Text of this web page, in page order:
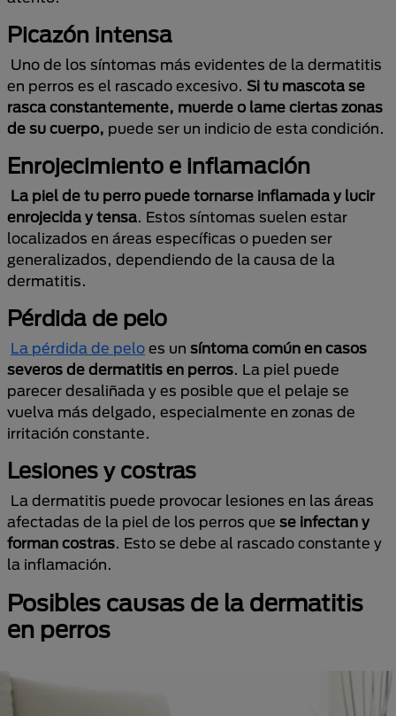
Picazón intensa
Uno de los síntomas más evidentes de la dermatitis
en perros es el rascado excesivo. Si tu mascota se
rasca constantemente, muerde o lame ciertas zonas
de su cuerpo, puede ser un indicio de esta condición.
Enrojecimiento e inflamación
La piel de tu perro puede tornarse inflamada y lucir
enrojecida y tensa. Estos síntomas suelen estar
localizados en áreas específicas o pueden ser
generalizados, dependiendo de la causa de la
dermatitis.
Pérdida de pelo
La pérdida de pelo es un síntoma común en casos
severos de dermatitis en perros. La piel puede
parecer desaliñada y es posible que el pelaje se
vuelva más delgado, especialmente en zonas de
irritación constante.
Lesiones y costras
La dermatitis puede provocar lesiones en las áreas
afectadas de la piel de los perros que se infectan y
forman costras. Esto se debe al rascado constante y
la inflamación.
Posibles causas de la dermatitis
en perros